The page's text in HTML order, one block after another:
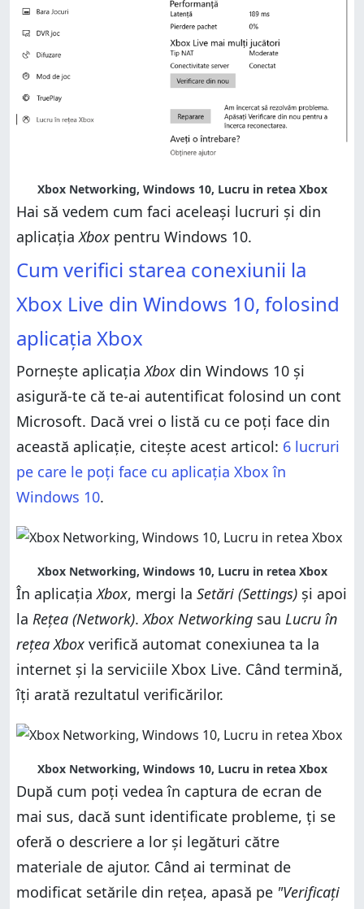
Xbox Networking, Windows 10, Lucru in retea Xbox
Hai să vedem cum faci aceleași lucruri și din
aplicațiaXbox pentru Windows 10.
Cum verifici starea conexiunii la
Xbox Live din Windows 10, folosind
aplicația Xbox
Pornește aplicațiaXbox din Windows 10 și
asigură-te că te-ai autentificat folosind un cont
Microsoft. Dacă vrei o listă cu ce poți face din
această aplicație, citește acest articol: 6 lucruri
pe care le poți face cu aplicația Xbox în
Windows 10.
Xbox Networking, Windows 10, Lucru in retea Xbox
În aplicațiaXbox, mergi la Setări (Settings) și apoi
la Rețea (Network).Xbox Networking sau Lucru în
rețea Xbox verifică automat conexiunea ta la
internet și la serviciile Xbox Live. Când termină,
îți arată rezultatul verificărilor.
Xbox Networking, Windows 10, Lucru in retea Xbox
După cum poți vedea în captura de ecran de
mai sus, dacă sunt identificate probleme, ți se
oferă o descriere a lor și legături către
materiale de ajutor. Când ai terminat de
modificat setările din rețea, apasă pe "Verificați